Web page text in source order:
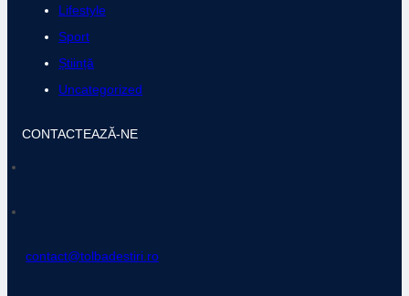
Lifestyle
Sport
Știință
Uncategorized
CONTACTEAZĂ-NE
contact@tolbadestiri.ro